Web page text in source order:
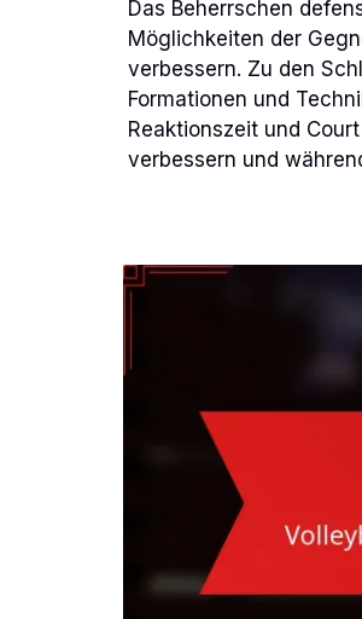
Das Beherrschen
Möglichkeiten der
verbessern. Zu den
Formationen und
Reaktionszeit und
verbessern und